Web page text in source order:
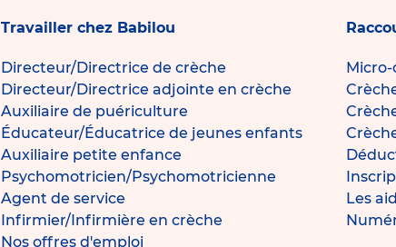
Travailler chez Babilou
Directeur/Directrice de crèche
Directeur/Directrice adjointe en crèche
Auxiliaire de puériculture
Éducateur/Éducatrice de jeunes enfants
Auxiliaire petite enfance
Psychomotricien/Psychomotricienne
Agent de service
Infirmier/Infirmière en crèche
Nos offres d'emploi
Les